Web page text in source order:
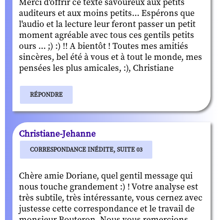
Merci d'offrir ce texte savoureux aux petits
auditeurs et aux moins petits... Espérons que
l'audio et la lecture leur feront passer un petit
moment agréable avec tous ces gentils petits
ours ... ;) :) !! A bientôt ! Toutes mes amitiés
sincères, bel été à vous et à tout le monde, mes
pensées les plus amicales, :), Christiane
RÉPONDRE
Christiane-Jehanne
CORRESPONDANCE INÉDITE, SUITE 03
Chère amie Doriane, quel gentil message qui
nous touche grandement :) ! Votre analyse est
très subtile, très intéressante, vous cernez avec
justesse cette correspondance et le travail de